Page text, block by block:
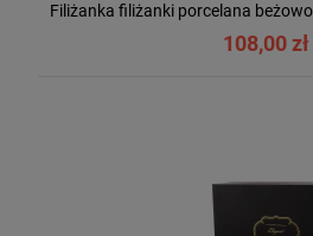
Filiżanka filiżanki porcelana
108,00 zł